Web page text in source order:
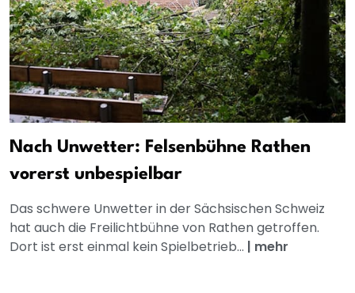
Nach Unwetter: Felsenbühne Rathen
vorerst unbespielbar
Das schwere Unwetter in der Sächsischen Schweiz
hat auch die Freilichtbühne von Rathen getroffen.
Dort ist erst einmal kein Spielbetrieb... | mehr